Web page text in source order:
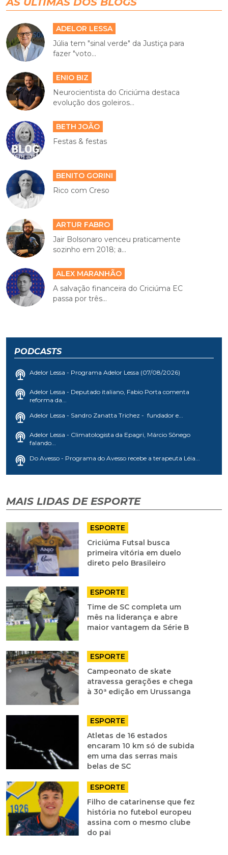
ADELOR LESSA
Júlia tem "sinal verde" da Justiça para
fazer "voto...
ENIO BIZ
Neurocientista do Criciúma destaca
evolução dos goleiros...
BETH JOÃO
Festas & festas
BENITO GORINI
Rico com Creso
ARTUR FABRO
Jair Bolsonaro venceu praticamente
sozinho em 2018; a...
ALEX MARANHÃO
A salvação financeira do Criciúma EC
passa por três...
PODCASTS
Adelor Lessa - Programa Adelor Lessa (07/08/2026)
Adelor Lessa - Deputado italiano, Fabio Porta comenta
reforma da...
Adelor Lessa - Sandro Zanatta Trichez - fundador e...
Adelor Lessa - Climatologista da Epagri, Márcio Sônego
falando...
Do Avesso - Programa do Avesso recebe a terapeuta Léia...
MAIS LIDAS DE ESPORTE
ESPORTE
Criciúma Futsal busca
primeira vitória em duelo
direto pelo Brasileiro
ESPORTE
Time de SC completa um
mês na liderança e abre
maior vantagem da Série B
ESPORTE
Campeonato de skate
atravessa gerações e chega
à 30ª edição em Urussanga
ESPORTE
Atletas de 16 estados
encaram 10 km só de subida
em uma das serras mais
belas de SC
ESPORTE
Filho de catarinense que fez
história no futebol europeu
assina com o mesmo clube
do pai